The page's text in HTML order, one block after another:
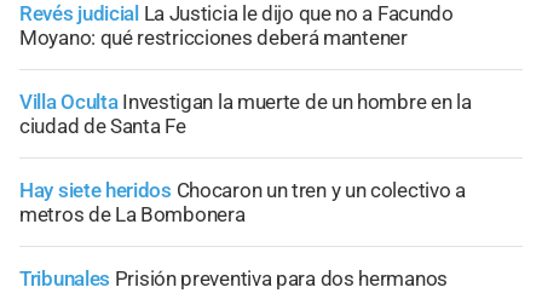
Revés judicial La Justicia le dijo que no a Facundo
Moyano: qué restricciones deberá mantener
Villa Oculta Investigan la muerte de un hombre en la
ciudad de Santa Fe
Hay siete heridos Chocaron un tren y un colectivo a
metros de La Bombonera
Tribunales Prisión preventiva para dos hermanos